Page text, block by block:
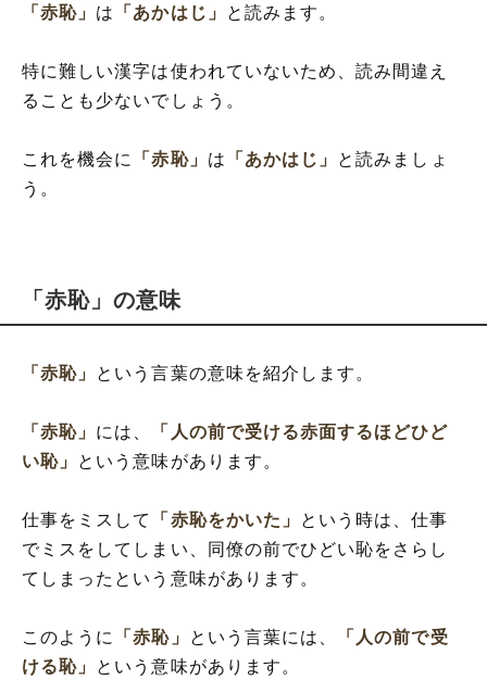
「赤恥」 は 「あかはじ」 と読みます。
特に難しい漢字は使われていないため、読み間違え
ることも少ないでしょう。
これを機会に 「赤恥」 は 「あかはじ」
と読みましょ
う。
「赤恥」の意味
「赤恥」 という言葉の意味を紹介します。
「赤恥」 には、
「人の前で受ける赤面するほどひど
い恥」
という意味があります。
仕事をミスして 「赤恥をかいた」
という時は、仕事
でミスをしてしまい、同僚の前でひどい恥をさらし
てしまったという意味があります。
このように 「赤恥」 という言葉には、
「人の前で受
ける恥」
という意味があります。